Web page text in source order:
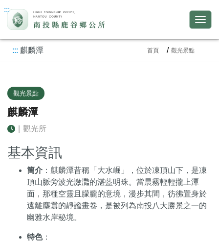
:::
::: 麒麟潭 首頁 觀光景點
觀光景點
麒麟潭
觀光所
基本資訊
簡介 ：麒麟潭昔稱「大水崛」，位於凍頂山下，是凍
頂山脈旁波光瀲灩的湛藍明珠。當晨霧輕輕攏上潭
面，那種空靈且朦朧的意境，漫步其間，彷彿置身於
遠離塵囂的靜謐畫卷，是被列為南投八大勝景之一的
幽雅水岸秘境。
特色：